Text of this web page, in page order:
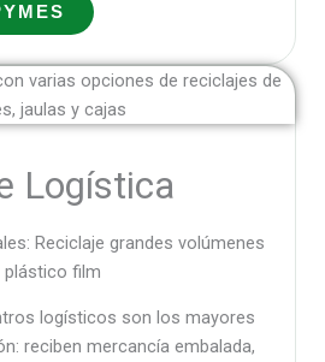
Logística
Reciclaje grandes volúmenes
plástico film
logísticos son los mayores
reciben mercancía embalada,